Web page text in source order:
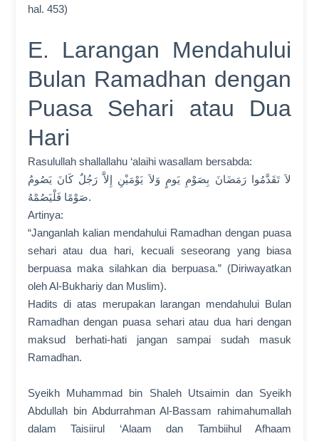
hal. 453)
E. Larangan Mendahului
Bulan Ramadhan dengan
Puasa Sehari atau Dua
Hari
Rasulullah shallallahu ‘alaihi wasallam bersabda:
لاَ تَقَدَّمُوا رَمَضَانَ بِصَوْمِ يَومٍ وَلاَ يَوْمَيْنِ إِلاَّ رَجُلٌ كَانَ يَصُومُ
صَوْمًا فَلْيَصُمْهُ.
Artinya:
“Janganlah kalian mendahului Ramadhan dengan puasa
sehari atau dua hari, kecuali seseorang yang biasa
berpuasa maka silahkan dia berpuasa.” (Diriwayatkan
oleh Al-Bukhariy dan Muslim).
Hadits di atas merupakan larangan mendahului Bulan
Ramadhan dengan puasa sehari atau dua hari dengan
maksud berhati-hati jangan sampai sudah masuk
Ramadhan.
Syeikh Muhammad bin Shaleh Utsaimin dan Syeikh
Abdullah bin Abdurrahman Al-Bassam rahimahumallah
dalam Taisiirul ‘Alaam dan Tambiihul Afhaam